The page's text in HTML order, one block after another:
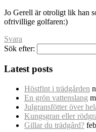
Jo Gerell är otroligt lik han
ofrivillige golfaren:)
Svara
Sök efter:
Latest posts
Höstfint i trädgården
En grön vattenslang
Julgransfötter över
Kungsgran eller
Gillar du trädgård?